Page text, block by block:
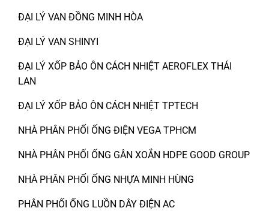
ĐẠI LÝ VAN ĐỒNG MINH HÒA
ĐẠI LÝ VAN SHINYI
ĐẠI LÝ XỐP BẢO ÔN CÁCH NHIỆT AEROFLEX THÁI
LAN
ĐẠI LÝ XỐP BẢO ÔN CÁCH NHIỆT TPTECH
NHÀ PHÂN PHỐI ỐNG ĐIỆN VEGA TPHCM
NHÀ PHÂN PHỐI ỐNG GÂN XOẮN HDPE GOOD GROUP
NHÀ PHÂN PHỐI ỐNG NHỰA MINH HÙNG
PHÂN PHỐI ỐNG LUỒN DÂY ĐIỆN AC